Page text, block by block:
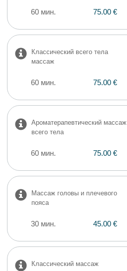
60 мин. 75.00 €
Классический всего тела
массаж
60 мин. 75.00 €
Ароматерапевтический массаж
всего тела
60 мин. 75.00 €
Массаж головы и плечевого
пояса
30 мин. 45.00 €
Классический массаж